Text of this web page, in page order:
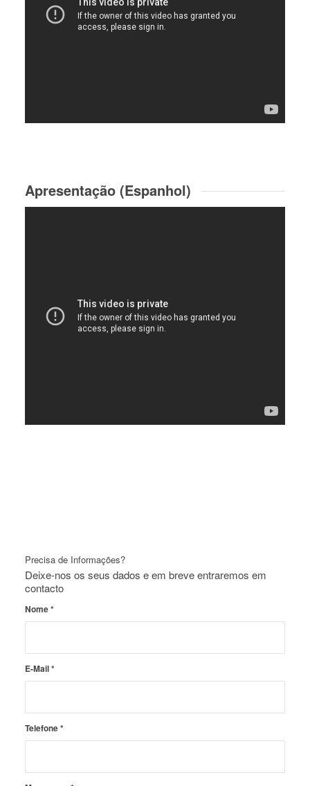
Apresentação (Espanhol)
Precisa de Informações?
Deixe-nos os seus dados e em breve entraremos em
contacto
Nome*
E-Mail*
Telefone*